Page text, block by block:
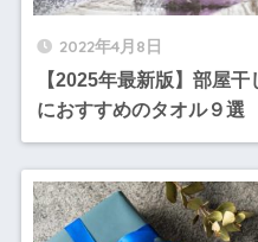
2022年4月8日
【2025年最新版】部屋
におすすめのタオル９選